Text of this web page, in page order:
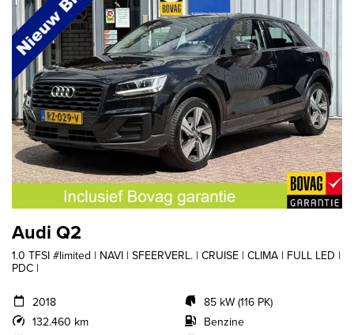
Audi Q2
1.0 TFSI #limited | NAVI | SFEERVERL. | CRUISE | CLIMA | FULL LED |
PDC |
2018
132.460 km
85 kW (116 PK)
Benzine